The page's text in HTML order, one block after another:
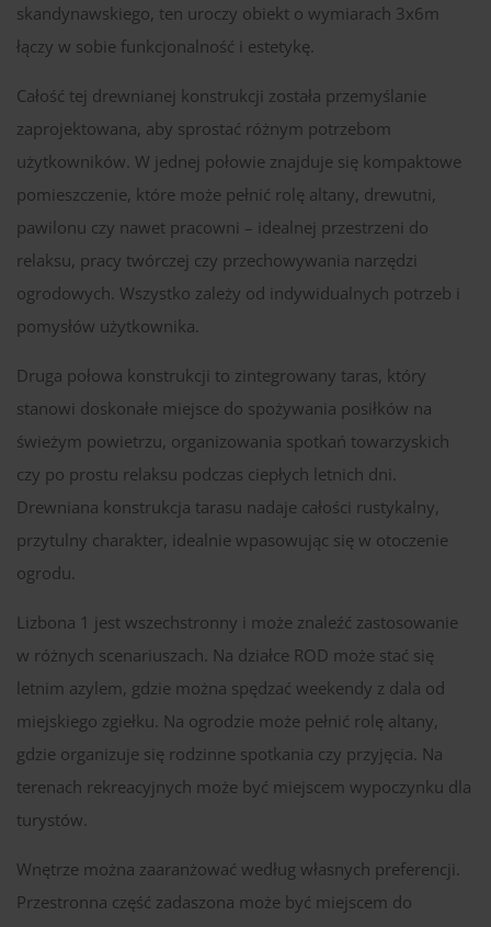
skandynawskiego, ten uroczy obiekt o wymiarach 3x6m
łączy w sobie funkcjonalność i estetykę.
Całość tej drewnianej konstrukcji została przemyślanie
zaprojektowana, aby sprostać różnym potrzebom
użytkowników. W jednej połowie znajduje się kompaktowe
pomieszczenie, które może pełnić rolę altany, drewutni,
pawilonu czy nawet pracowni – idealnej przestrzeni do
relaksu, pracy twórczej czy przechowywania narzędzi
ogrodowych. Wszystko zależy od indywidualnych potrzeb i
pomysłów użytkownika.
Druga połowa konstrukcji to zintegrowany taras, który
stanowi doskonałe miejsce do spożywania posiłków na
świeżym powietrzu, organizowania spotkań towarzyskich
czy po prostu relaksu podczas ciepłych letnich dni.
Drewniana konstrukcja tarasu nadaje całości rustykalny,
przytulny charakter, idealnie wpasowując się w otoczenie
ogrodu.
Lizbona 1 jest wszechstronny i może znaleźć zastosowanie
w różnych scenariuszach. Na działce ROD może stać się
letnim azylem, gdzie można spędzać weekendy z dala od
miejskiego zgiełku. Na ogrodzie może pełnić rolę altany,
gdzie organizuje się rodzinne spotkania czy przyjęcia. Na
terenach rekreacyjnych może być miejscem wypoczynku dla
turystów.
Wnętrze można zaaranżować według własnych preferencji.
Przestronna część zadaszona może być miejscem do